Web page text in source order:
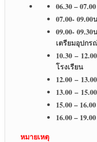
06.30 –
07.00-
09.00-
เตรียมอุปก
10.30 –
โรงเรียน
12.00 –
13.00 –
15.00 –
16.00 –
หมายเหตุ